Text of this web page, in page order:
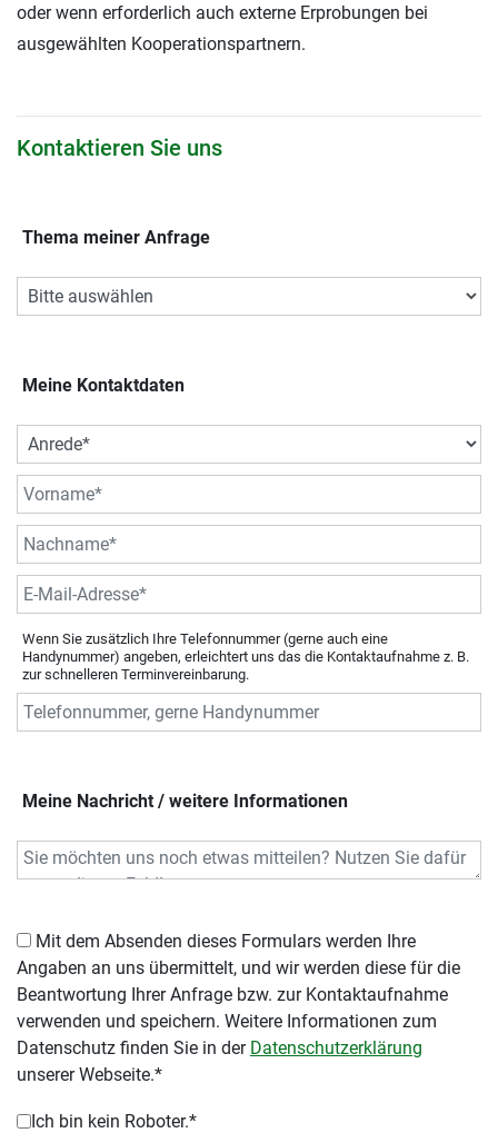
oder wenn erforderlich auch externe Erprobungen bei
ausgewählten Kooperationspartnern.
Kontaktieren Sie uns
Thema meiner Anfrage
Meine Kontaktdaten
Wenn Sie zusätzlich Ihre Telefonnummer (gerne auch eine
Handynummer) angeben, erleichtert uns das die Kontaktaufnahme z. B.
zur schnelleren Terminvereinbarung.
Meine Nachricht / weitere Informationen
Angaben an uns übermittelt, und wir werden diese für die
Beantwortung Ihrer Anfrage bzw. zur Kontaktaufnahme
verwenden und speichern. Weitere Informationen zum
Datenschutz finden Sie in der Datenschutzerklärung
unserer Webseite.*
Ich bin kein Roboter.*